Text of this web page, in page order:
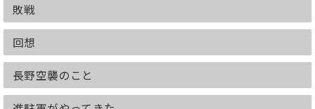
敗戦
回想
長野空襲のこと